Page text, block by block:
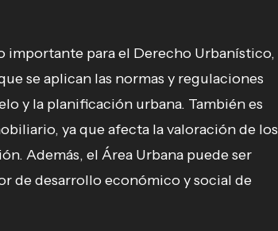
importante para el Derecho Urbanístico,
se aplican las normas y regulaciones
y la planificación urbana. También es
ya que afecta la valoración de los
Además, el Área Urbana puede ser
de desarrollo económico y social de